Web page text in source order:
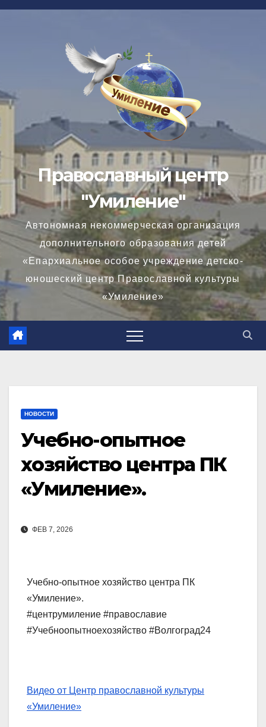
Перейти
Православный центр
"Умиление"
Автономная некоммерческая организация
дополнительного образования детей
«Епархиальное особое учреждение детско-
юношеский центр Православной культуры
«Умиление»
НОВОСТИ
Учебно-опытное
хозяйство центра ПК
«Умиление».
ФЕВ 7, 2026
Учебно-опытное хозяйство центра ПК
«Умиление».
#центрумиление #православие
#Учебноопытноехозяйство #Волгоград24
Видео от Центр православной культуры
«Умиление»